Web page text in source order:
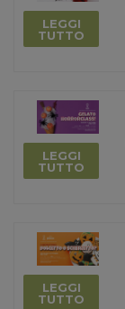
LEGGI
TUTTO
LEGGI
TUTTO
LEGGI
TUTTO